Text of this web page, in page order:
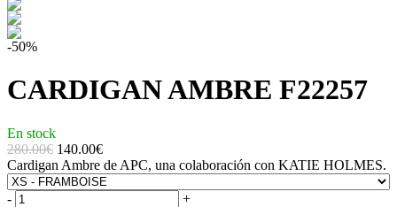
-50%
CARDIGAN AMBRE F22257
En stock
280.00€ 140.00€
Cardigan Ambre de APC, una colaboración con KATIE HOLMES.
-
+